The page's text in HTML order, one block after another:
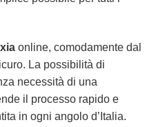
online, comodamente dal
La possibilità di
necessità di una
il processo rapido e
in ogni angolo d’Italia.